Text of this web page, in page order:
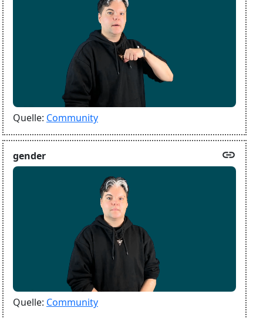
Quelle: Community
gender link
Quelle: Community